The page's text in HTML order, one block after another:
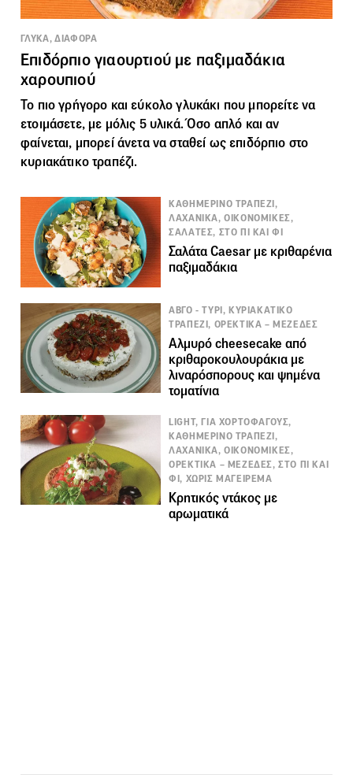
ΓΛΥΚΑ, ΔΙΑΦΟΡΑ
Επιδόρπιο γιαουρτιού με παξιμαδάκια
χαρουπιού
Το πιο γρήγορο καιεύκολο γλυκάκι που μπορείτε να
ετοιμάσετε, με μόλις 5 υλικά. Όσο απλό και αν
φαίνεται, μπορεί άνετα να σταθεί ως επιδόρπιο στο
κυριακάτικο τραπέζι.
ΚΑΘΗΜΕΡΙΝΟ ΤΡΑΠΕΖΙ,
ΛΑΧΑΝΙΚΑ, ΟΙΚΟΝΟΜΙΚΕΣ,
ΣΑΛΑΤΕΣ, ΣΤΟ ΠΙ ΚΑΙ ΦΙ
Σαλάτα Caesar με κριθαρένια
παξιμαδάκια
ΑΒΓΟ - ΤΥΡΙ, ΚΥΡΙΑΚΑΤΙΚΟ
ΤΡΑΠΕΖΙ, ΟΡΕΚΤΙΚΑ – ΜΕΖΕΔΕΣ
Αλμυρό cheesecake από
κριθαροκουλουράκια με
λιναρόσπορους και ψημένα
τοματίνια
LIGHT, ΓΙΑ ΧΟΡΤΟΦΑΓΟΥΣ,
ΚΑΘΗΜΕΡΙΝΟ ΤΡΑΠΕΖΙ,
ΛΑΧΑΝΙΚΑ, ΟΙΚΟΝΟΜΙΚΕΣ,
ΟΡΕΚΤΙΚΑ – ΜΕΖΕΔΕΣ, ΣΤΟ ΠΙ ΚΑΙ
ΦΙ, ΧΩΡΙΣ ΜΑΓΕΙΡΕΜΑ
Κρητικός ντάκος με
αρωματικά